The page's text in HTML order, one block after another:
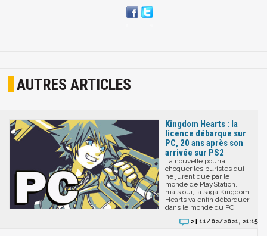
AUTRES ARTICLES
Kingdom Hearts : la
licence débarque sur
PC, 20 ans après son
arrivée sur PS2
La nouvelle pourrait
choquer les puristes qui
ne jurent que par le
monde de PlayStation,
mais oui, la saga Kingdom
Hearts va enfin débarquer
dans le monde du PC.
2 | 11/02/2021, 21:15